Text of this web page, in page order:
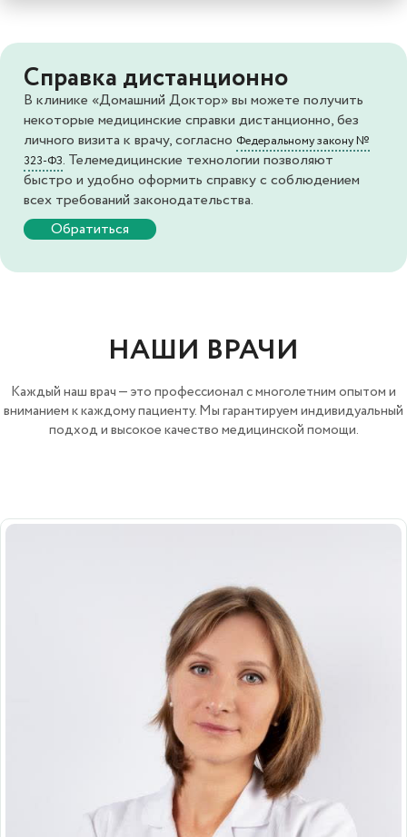
Справка дистанционно
В клинике «Домашний Доктор» вы можете получить
некоторые медицинские справки дистанционно, без
личного визита к врачу, согласно Федеральному закону №
323-ФЗ. Телемедицинские технологии позволяют
быстро и удобно оформить справку с соблюдением
всех требований законодательства.
Обратиться
НАШИ ВРАЧИ
Каждый наш врач — это профессионал с многолетним опытом и
вниманием к каждому пациенту. Мы гарантируем индивидуальный
подход и высокое качество медицинской помощи.